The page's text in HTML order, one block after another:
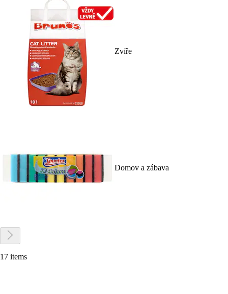
Zvíře
Domov a zábava
17 items